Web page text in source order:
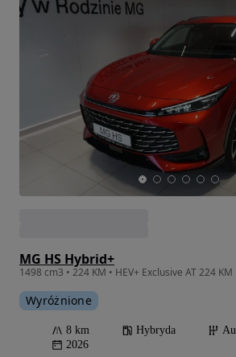
MG HS Hybrid+
1498 cm3 • 224 KM • HEV+ Exclusive AT 224 KM
Wyróżnione
8 km Hybryda
2026